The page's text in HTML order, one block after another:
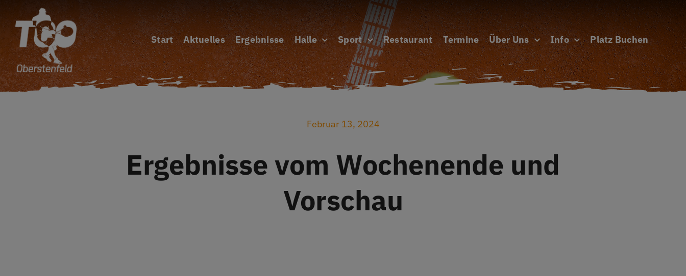
Inhalt
springen
Start Aktuelles Ergebnisse Halle Sport Restaurant Termine Über Uns Info Platz Buchen
Februar 13, 2024
Ergebnisse vom Wochenende und
Vorschau